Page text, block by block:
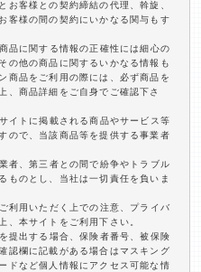
お客様との契約締結の代理、斡旋、
客様の間の契約にいかなる関与もす
品に関する情報の正確性には細心の
の他の商品に関するいかなる情報も
商品をご利用の際には、必ず商品を
、商品詳細をご自身でご確認下さ
イトに掲載される商品やサービス等
ので、当該商品等を提供する事業者
者、第三者との間で紛争やトラブル
ものとし、当社は一切責任を負いま
利用いただく上での注意、プライバ
、本サイトをご利用下さい。
提出する場合、保険者番号、被保険
認欄に記載がある場合はマスキング
ドなど個人情報にアクセス可能な情